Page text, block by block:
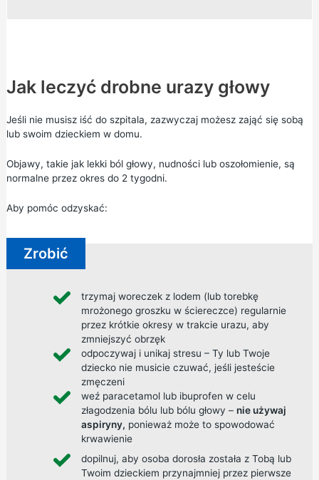
Jak leczyć drobne urazy głowy
Jeśli nie musisz iść do szpitala, zazwyczaj możesz zająć się sobą
lub swoim dzieckiem w domu.
Objawy, takie jak lekki ból głowy, nudności lub oszołomienie, są
normalne przez okres do 2 tygodni.
Aby pomóc odzyskać:
Zrobić
trzymaj woreczek z lodem (lub torebkę
mrożonego groszku w ściereczce) regularnie
przez krótkie okresy w trakcie urazu, aby
zmniejszyć obrzęk
odpoczywaj i unikaj stresu – Ty lub Twoje
dziecko nie musicie czuwać, jeśli jesteście
zmęczeni
weź paracetamollub ibuprofen wcelu
złagodzenia bólu lub bólu głowy – nie używaj
aspiryny, ponieważ może to spowodować
krwawienie
dopilnuj, aby osoba dorosła została z Tobą lub
Twoim dzieckiem przynajmniej przez pierwsze